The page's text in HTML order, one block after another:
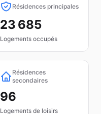
Résidences principales
23 685
Logements occupés
Résidences
secondaires
96
Logements de loisirs